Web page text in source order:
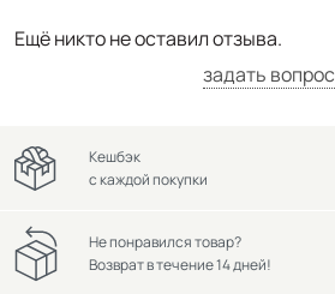
Ещё никто не оставил отзыва.
задать вопрос
Кешбэк
с каждой покупки
Не понравился товар?
Возврат в течение 14 дней!